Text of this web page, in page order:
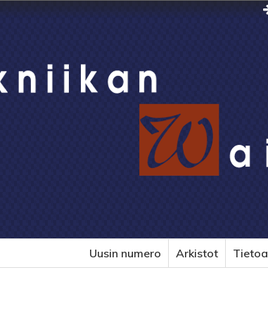
Uusin numero Arkistot Tietoa